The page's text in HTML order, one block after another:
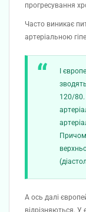
прогресування
Часто виникає
артеріальною
І
120/80.
А ось далі
відрізняються. У